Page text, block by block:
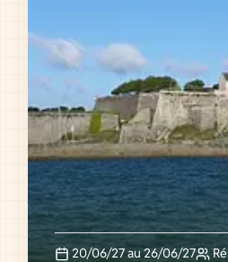
20/06/27 au 26/06/27